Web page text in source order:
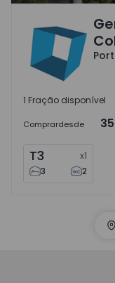
Portimão, Faro
1 Fração disponível
Comprardesde
T3 x1
3
2